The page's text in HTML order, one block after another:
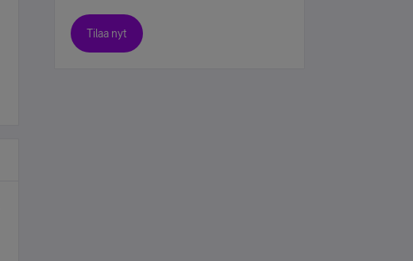
Tilaa nyt